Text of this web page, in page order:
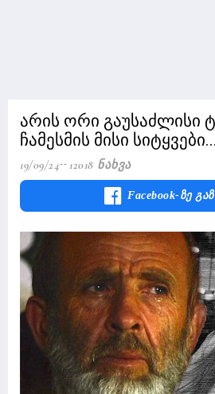
არის ორი გაუსაძლისი
ჩამესმის მისი სიტყვები...
19/09/24 12018 Ნახვა
Facebook-Ზე